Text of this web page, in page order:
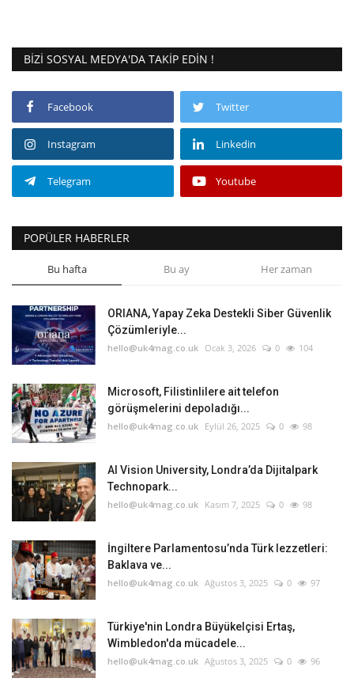
BIZI SOSYAL MEDYA'DA TAKIP EDIN !
Facebook Twitter
Instagram Linkedin
Telegram Youtube
POPÜLER HABERLER
Bu hafta Bu ay Her zaman
ORIANA, Yapay Zeka Destekli Siber Güvenlik
Çözümleriyle...
hello@uk4mag.co.uk Ocak 3, 2026 0 104
Microsoft, Filistinlilere ait telefon
görüşmelerini depoladığı...
hello@uk4mag.co.uk Eylül 26, 2025 0 98
AI Vision University, Londra’da Dijitalpark
Technopark...
hello@uk4mag.co.uk Kasım 7, 2025 0 98
İngiltere Parlamentosu’nda Türk lezzetleri:
Baklava ve...
hello@uk4mag.co.uk Ağustos 3, 2025 0 97
Türkiye'nin Londra Büyükelçisi Ertaş,
Wimbledon'da mücadele...
hello@uk4mag.co.uk Ağustos 3, 2025 0 96